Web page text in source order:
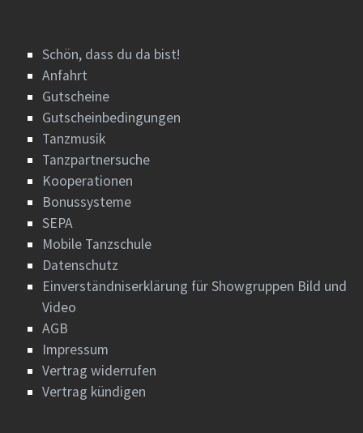
Schön, dass du da bist!
Anfahrt
Gutscheine
Gutscheinbedingungen
Tanzmusik
Tanzpartnersuche
Kooperationen
Bonussysteme
SEPA
Mobile Tanzschule
Datenschutz
Einverständniserklärung für Showgruppen Bild und
Video
AGB
Impressum
Vertrag widerrufen
Vertrag kündigen